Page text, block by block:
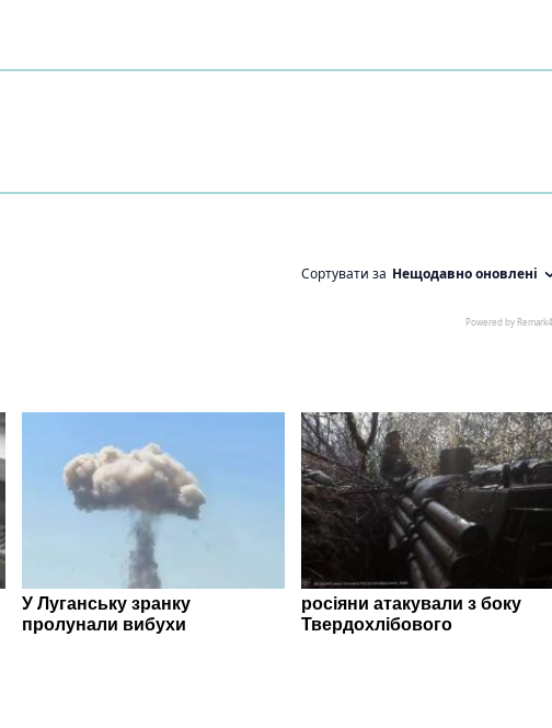
У Луганську зранку
пролунали вибухи
росіяни атакували з боку
Твердохлібового